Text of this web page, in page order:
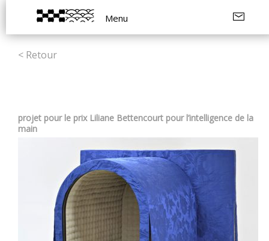
Menu
< Retour
projet pour le prix Liliane Bettencourt pour l’intelligence de la
main